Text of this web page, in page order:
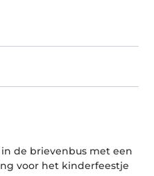
de brievenbus met een
voor het kinderfeestje